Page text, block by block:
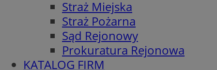
Straż Miejska
Straż Pożarna
Sąd Rejonowy
Prokuratura Rejonowa
KATALOG FIRM